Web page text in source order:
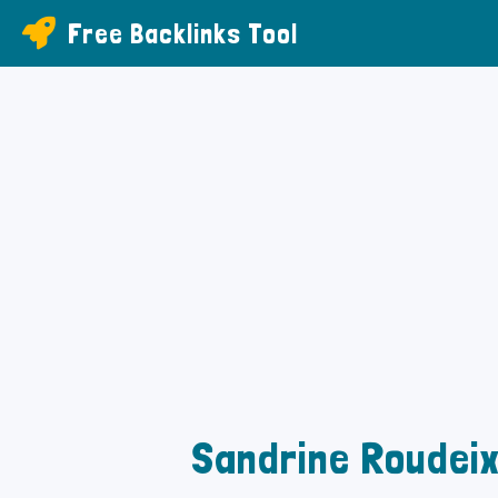
Free Backlinks Tool
Sandrine